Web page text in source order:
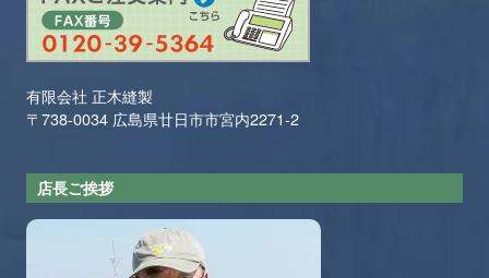
有限会社 正木縫製
〒738-0034 広島県廿日市市宮内2271-2
店長ご挨拶